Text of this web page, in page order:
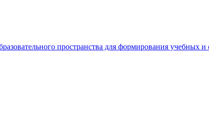
пространства для формирования учебных